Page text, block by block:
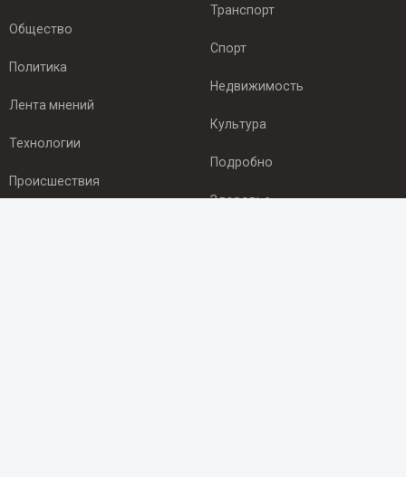
Общество
Политика
Лента мнений
Технологии
Происшествия
Транспорт
Спорт
Недвижимость
Культура
Подробно
Здоровье